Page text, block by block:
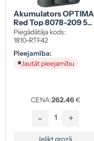
Akumulators OPTIMA
Red Top 8078-209 50
Ah
Piegādātāja kods:
1810-RTF42
Pieejamība:
Jautāt pieejamību
CENA:262.46€
- +
Ielikt grozā